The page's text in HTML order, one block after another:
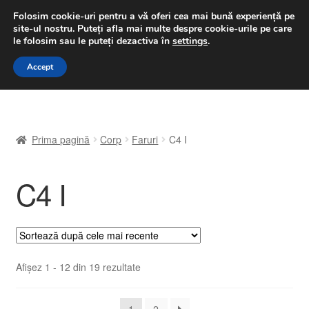
LIVRARE de la 33 lei
luni-vineri 9 a.m. - 4 p.m.031 229 6816
Sari
Sari
A lua legatura
Contul meu
Coș
Despre noi
Prima pagină Corp Faruri C4 I
C4 I
Afișez 1 - 12 din 19 rezultateSortat
cele
Folosim cookie-uri pentru a vă oferi cea mai bună experiență pe
site-ul nostru. Puteți afla mai multe despre cookie-urile pe care
le folosim sau le puteți dezactiva în settings.
Accept